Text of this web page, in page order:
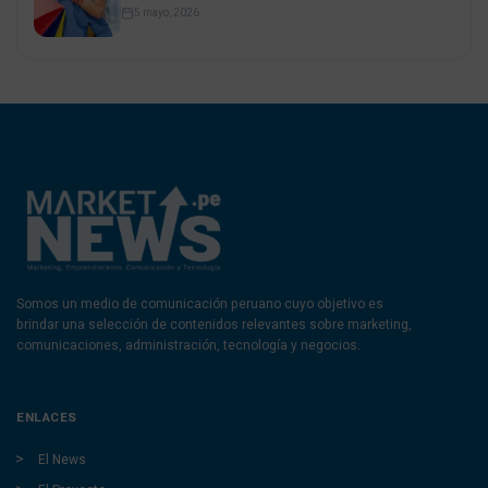
5 mayo, 2026
Somos un medio de comunicación peruano cuyo objetivo es
brindar una selección de contenidos relevantes sobre marketing,
comunicaciones, administración, tecnología y negocios.
ENLACES
El News